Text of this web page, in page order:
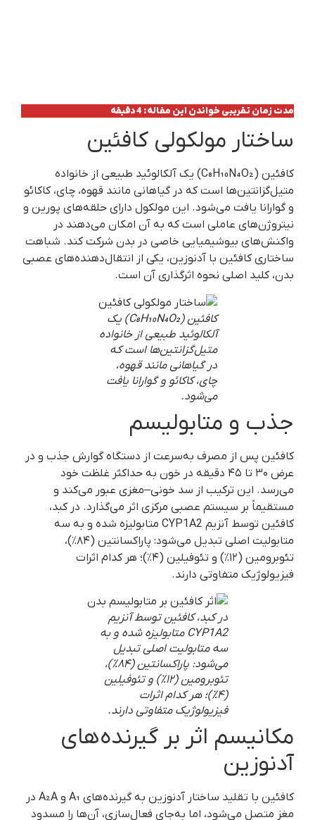
مدت زمان تقریبی خواندن این مقاله: 4 دقیقه
ساختار مولکولی کافئین
کافئین (C₈H₁₀N₄O₂) یک آلکالوئید طبیعی از خانواده
متیل‌گزانتین‌ها است که در گیاهانی مانند قهوه، چای، کاکائو
و گوارانا یافت می‌شود. این مولکول دارای حلقه‌های پورین و
نیتروژن‌های عاملی است که به آن امکان می‌دهند در
واکنش‌های بیوشیمیایی خاصی در بدن شرکت کند. شباهت
ساختاری کافئین با آدنوزین، یکی از انتقال‌دهنده‌های عصبی
بدن، کلید اصلی نحوه اثرگذاری آن است.
کافئین (C₈H₁₀N₄O₂) یک
آلکالوئید طبیعی از خانواده
متیل‌گزانتین‌ها است که
در گیاهانی مانند قهوه،
چای، کاکائو و گوارانا یافت
می‌شود.
جذب و متابولیسم
کافئین پس از مصرف به‌سرعت از دستگاه گوارش جذب و در
عرض ۳۰ تا ۴۵ دقیقه در خون به حداکثر غلظت خود
می‌رسد. این ترکیب از سد خونی–مغزی عبور می‌کند و
مستقیماً بر سیستم عصبی مرکزی اثر می‌گذارد. در کبد،
کافئین توسط آنزیم CYP1A2 متابولیزه شده و به سه
متابولیت اصلی تبدیل می‌شود: پاراکسانتین (۸۴٪)،
تئوبرومین (۱۲٪) و تئوفیلین (۴٪)؛ هر کدام اثرات
فیزیولوژیک متفاوتی دارند.
در کبد، کافئین توسط آنزیم
CYP1A2 متابولیزه شده و به
سه متابولیت اصلی تبدیل
می‌شود: پاراکسانتین (۸۴٪)،
تئوبرومین (۱۲٪) و تئوفیلین
(۴٪)؛ هر کدام اثرات
فیزیولوژیک متفاوتی دارند.
مکانیسم اثر بر گیرنده‌های
آدنوزین
کافئین با تقلید ساختار آدنوزین به گیرنده‌های A₁ و A₂A در
مغز متصل می‌شود، اما به‌جای فعال‌سازی، آن‌ها را مسدود